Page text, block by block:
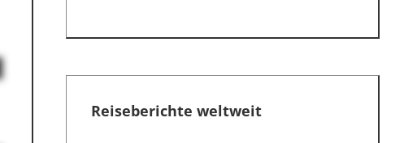
Reiseberichte weltweit